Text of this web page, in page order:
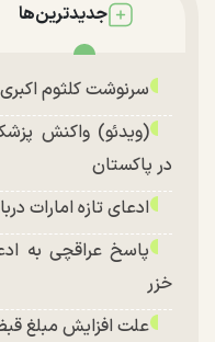
جدیدترین‌ها
سرنوشت کلثوم
(ویدئو) واکنش
در پاکستان
ادعای تازه امارات
خزر
علت افزایش مبلغ